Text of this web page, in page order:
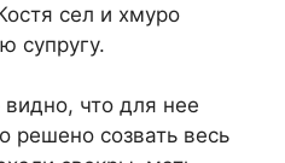
сел и хмуро
супругу.
что для нее
решено созвать весь